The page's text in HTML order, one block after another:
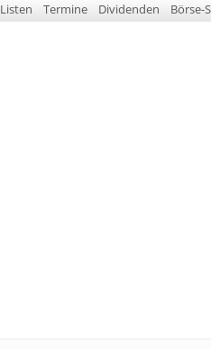
Listen Termine Dividenden Börse-